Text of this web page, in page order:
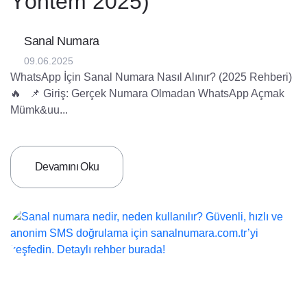
Sanal Numara
09.06.2025
WhatsApp İçin Sanal Numara Nasıl Alınır? (2025 Rehberi)
🔥 📌 Giriş: Gerçek Numara Olmadan WhatsApp Açmak
Mümk&uu...
Devamını Oku